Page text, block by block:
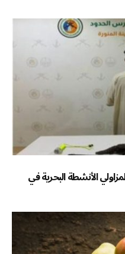
الأنشطة البحرية في